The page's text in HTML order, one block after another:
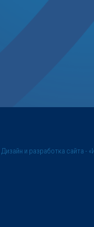
Дизайн и разработка сайта -